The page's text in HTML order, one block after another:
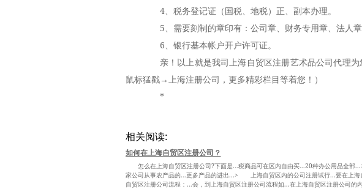
4、税务登记证（国税、地税）正、副本办理。
5、需要刻制的章印有：公司章、财务专用章、法人章
6、银行基本帐户开户许可证。
亲！以上就是我司上海自贸区注册艺术品公司代理为
鼠标猛戳→上海注册公司，更多精彩栏目等着您！）
*
相关阅读:
如何在上海自贸区注册公司？
怎么在上海自贸区注册公司?下面是...税商品可在区内自由买...20种办公用品全
家公司从事农产品的...更多产品的进出...> 上海自贸区内的公司注册试行...要在上
自贸区注册公司流程：...会，到上海自贸区注册公司流程如...在上海自贸区注册公司的